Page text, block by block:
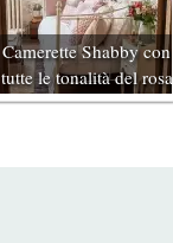
Camerette Shabby con
tutte le tonalità del rosa